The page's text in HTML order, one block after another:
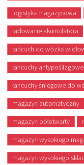
logistyka magazynowa
ładowanie akumulatora
łańcuch do wózka
łancuchy antypoślizgowe
łancuchy śniegowe do
magazyn automatyczny
magazyn półotwarty
magazyn wysokiego
magazyn wysokiego